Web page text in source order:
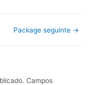
Package seguinte →
Campos